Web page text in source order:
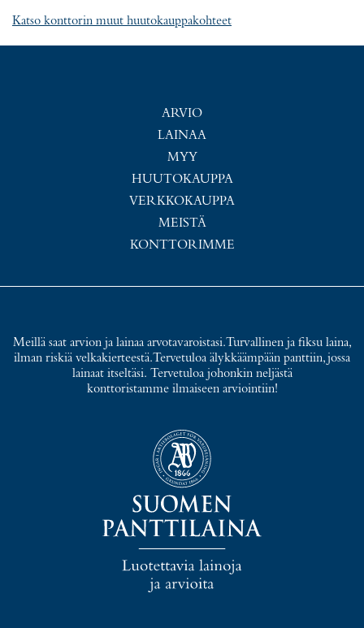
Katso konttorin muut huutokauppakohteet
ARVIO
LAINAA
MYY
HUUTOKAUPPA
VERKKOKAUPPA
MEISTÄ
KONTTORIMME
Meillä saat arvion ja lainaa arvotavaroistasi. Turvallinen ja fiksu laina,
ilman riskiä velkakierteestä. Tervetuloa älykkäämpään panttiin, jossa
lainaat itseltäsi. Tervetuloa johonkin neljästä
konttoristamme ilmaiseen arviointiin!